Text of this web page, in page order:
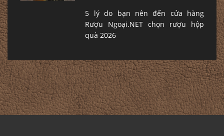
5 lý do bạn nên đến cửa hàng
Rượu Ngoại.NET chọn rượu hộp
quà 2026